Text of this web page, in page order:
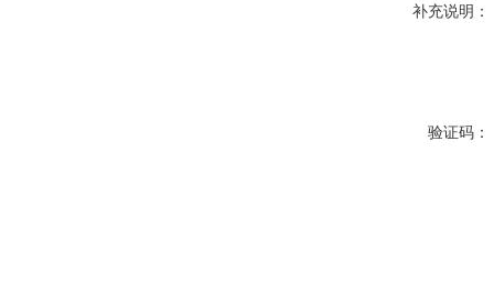
补充说明：
验证码：